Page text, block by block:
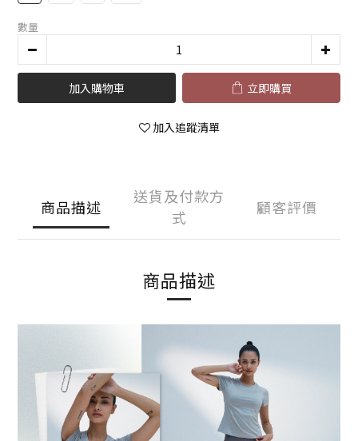
數量
加入購物車 立即購買
加入追蹤清單
商品描述
送貨及付款方
式
顧客評價
商品描述